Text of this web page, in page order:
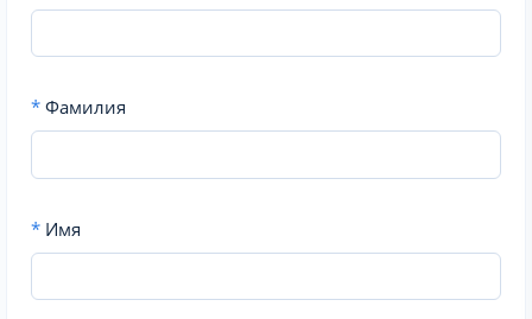
* Фамилия
* Имя